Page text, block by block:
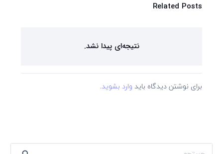
Related Posts
نتیجه‌ای پیدا نشد.
برای نوشتن دیدگاه باید وارد بشوید.